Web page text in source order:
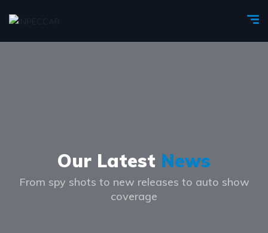
Our Latest News
From spy shots to new releases to auto show
coverage